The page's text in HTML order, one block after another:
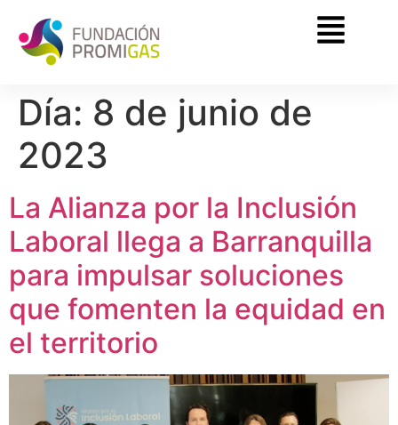
Día: 8 de junio de
2023
La Alianza por la Inclusión
Laboral llega a Barranquilla
para impulsar soluciones
que fomenten la equidad en
el territorio